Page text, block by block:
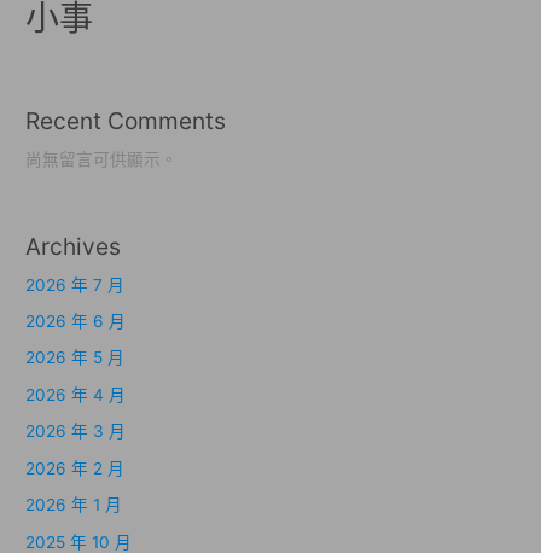
小事
Recent Comments
尚無留言可供顯示。
Archives
2026 年 7 月
2026 年 6 月
2026 年 5 月
2026 年 4 月
2026 年 3 月
2026 年 2 月
2026 年 1 月
2025 年 10 月